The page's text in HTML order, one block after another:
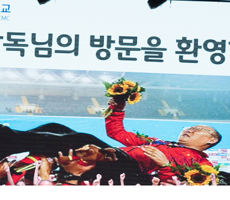
공지사항
납부금 안내
스쿨버스 운행 안내
급식안내
서식자료실
학부모방
정기고사 기출문제
전-편입 서류양식
입학금/수업료
교복구입안내
학생생활규정
학교신문
자율진로동아리
유초등 소식지